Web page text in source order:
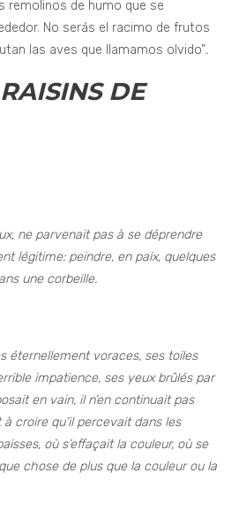
remolinos de humo que se
No serás el racimo de frutos
las aves que llamamos olvido”.
DE
ne parvenait pas à se déprendre
légitime: peindre, en paix, quelques
une corbeille.
éternellement voraces, ses toiles
impatience, ses yeux brûlés par
en vain, il n’en continuait pas
croire qu’il percevait dans les
où s’effaçait la couleur, où se
chose de plus que la couleur ou la